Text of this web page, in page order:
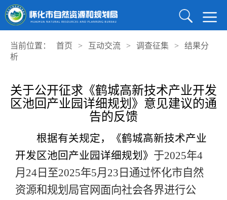
当前位置： 首页 > 互动交流 > 调查征集 >
结果分
析
关于公开征求《鹤城高新技术产业开发
区池回产业园详细规划》意见建议的通
告的反馈
根据有关规定，
《鹤城高新技术产业
开发区池回产业园详细规划》 于2025年4
月 24 日至2025年5月 23 日通过怀化市自然
资源和规划局官网面向社会各界进行公